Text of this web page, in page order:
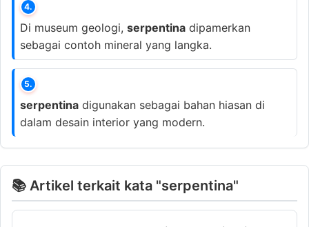
4.
Di museum geologi, serpentina dipamerkan
sebagai contoh mineral yang langka.
5.
serpentina digunakan sebagai bahan hiasan di
dalam desain interior yang modern.
📚 Artikel terkait kata "serpentina"